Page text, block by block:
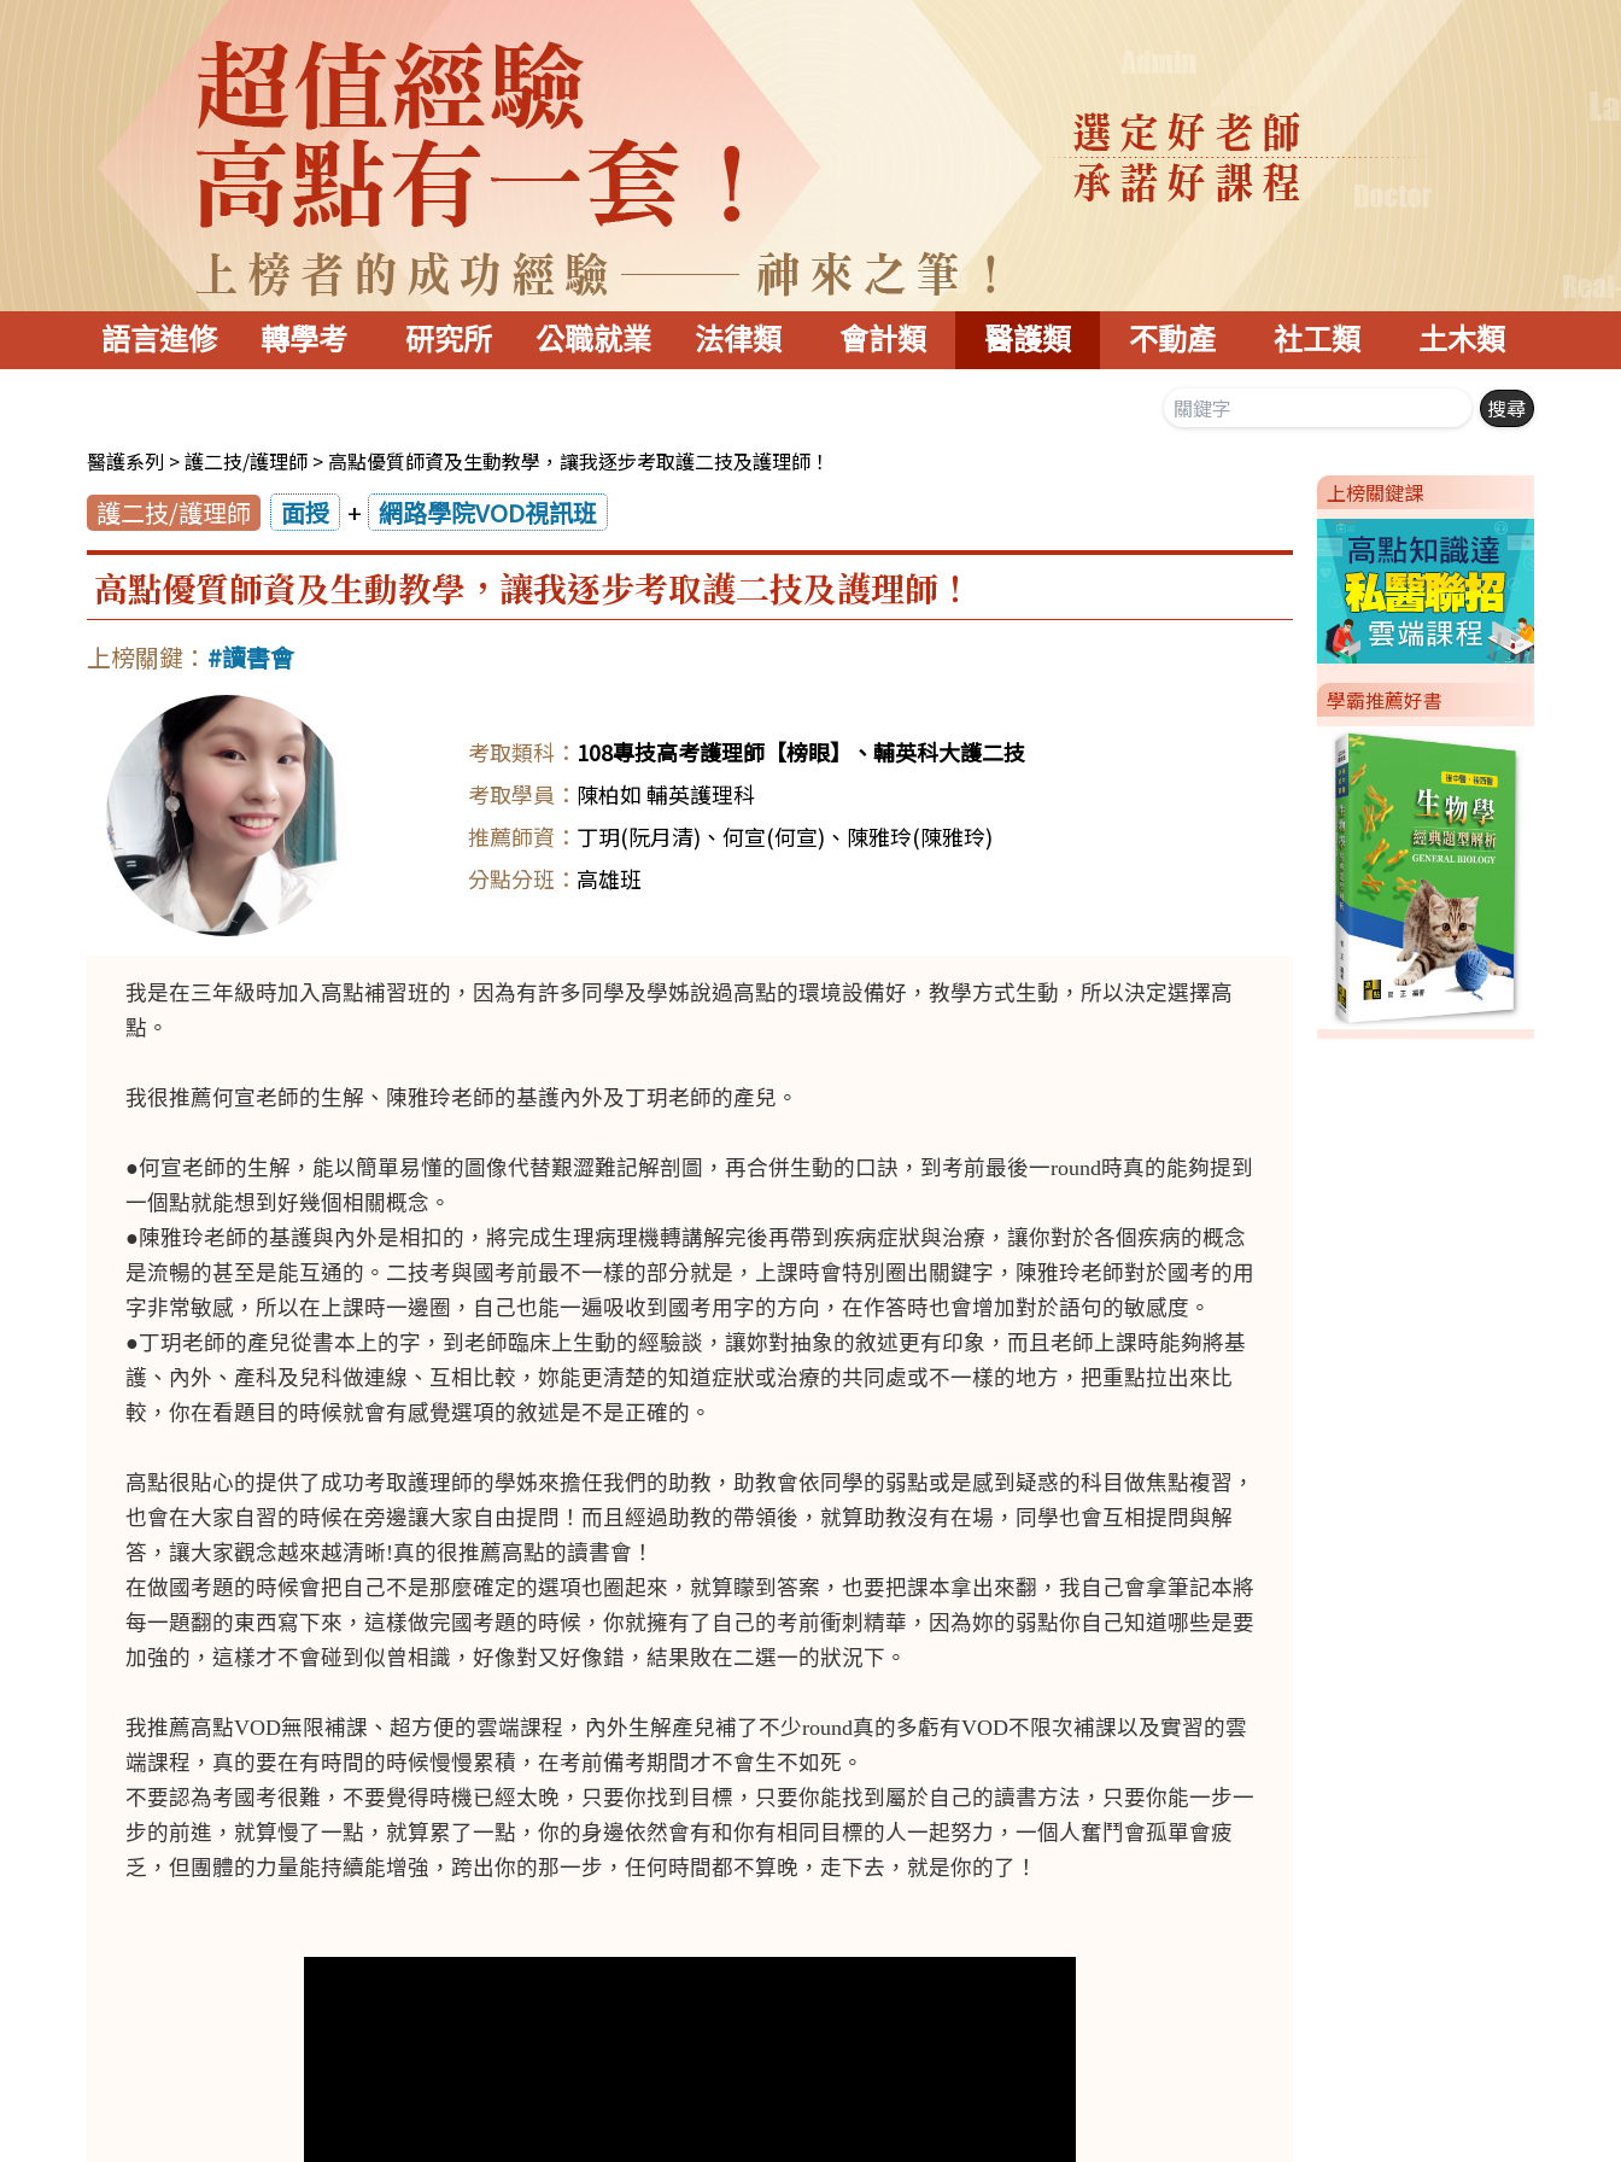
語言進修 轉學考 研究所 公職就業 法律類 會計類 醫護類 不動產 社工類 土木類
醫護系列 護二技/護理師 高點優質師資及生動教學，讓我逐步考取護二技及護理師！
護二技/護理師 面授 + 網路學院VOD視訊班
高點優質師資及生動教學，讓我逐步考取護二技及護理師！
讀書會
108專技高考護理師【榜眼】、輔英科大護二技
陳柏如 輔英護理科
丁玥(阮月清) 、 何宣(何宣) 、 陳雅玲(陳雅玲)
高雄班
我是在三年級時加入高點補習班的，因為有許多同學及學姊說過高點的環境設備好，教學方式生動，所以決定選擇高
點。
我很推薦何宣老師的生解、陳雅玲老師的基護內外及丁玥老師的產兒。
●何宣老師的生解，能以簡單易懂的圖像代替艱澀難記解剖圖，再合併生動的口訣，到考前最後一round時真的能夠提到
一個點就能想到好幾個相關概念。
●陳雅玲老師的基護與內外是相扣的，將完成生理病理機轉講解完後再帶到疾病症狀與治療，讓你對於各個疾病的概念
是流暢的甚至是能互通的。二技考與國考前最不一樣的部分就是，上課時會特別圈出關鍵字，陳雅玲老師對於國考的用
字非常敏感，所以在上課時一邊圈，自己也能一遍吸收到國考用字的方向，在作答時也會增加對於語句的敏感度。
●丁玥老師的產兒從書本上的字，到老師臨床上生動的經驗談，讓妳對抽象的敘述更有印象，而且老師上課時能夠將基
護、內外、產科及兒科做連線、互相比較，妳能更清楚的知道症狀或治療的共同處或不一樣的地方，把重點拉出來比
較，你在看題目的時候就會有感覺選項的敘述是不是正確的。
高點很貼心的提供了成功考取護理師的學姊來擔任我們的助教，助教會依同學的弱點或是感到疑惑的科目做焦點複習，
也會在大家自習的時候在旁邊讓大家自由提問！而且經過助教的帶領後，就算助教沒有在場，同學也會互相提問與解
答，讓大家觀念越來越清晰!真的很推薦高點的讀書會！
在做國考題的時候會把自己不是那麼確定的選項也圈起來，就算矇到答案，也要把課本拿出來翻，我自己會拿筆記本將
每一題翻的東西寫下來，這樣做完國考題的時候，你就擁有了自己的考前衝刺精華，因為妳的弱點你自己知道哪些是要
加強的，這樣才不會碰到似曾相識，好像對又好像錯，結果敗在二選一的狀況下。
我推薦高點VOD無限補課、超方便的雲端課程，內外生解產兒補了不少round真的多虧有VOD不限次補課以及實習的雲
端課程，真的要在有時間的時候慢慢累積，在考前備考期間才不會生不如死。
不要認為考國考很難，不要覺得時機已經太晚，只要你找到目標，只要你能找到屬於自己的讀書方法，只要你能一步一
步的前進，就算慢了一點，就算累了一點，你的身邊依然會有和你有相同目標的人一起努力，一個人奮鬥會孤單會疲
乏，但團體的力量能持續能增強，跨出你的那一步，任何時間都不算晚，走下去，就是你的了！
上榜關鍵課
學霸推薦好書